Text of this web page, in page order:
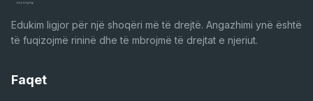
Edukim ligjor për një shoqëri më të drejtë. Angazhimi ynë është
të fuqizojmë rininë dhe të mbrojmë të drejtat e njeriut.
Faqet